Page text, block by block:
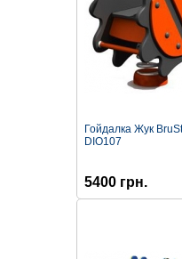
Гойдалка Жук
DIO107
5400 грн.